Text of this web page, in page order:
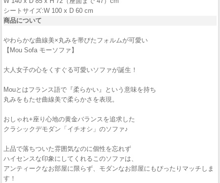
シートサイズ:W 100 x D 60 cm
商品について
やわらかな曲線美×丸みを帯びたフォルムが可愛い
【Mou Sofa モーソファ】
大人女子の心をくすぐる可愛いソファが誕生！
Mouとはフランス語で『柔らかい』という意味を持ち
丸みをもたせ曲線美で柔らかさを表現。
おしゃれ+座り心地の黄金バランスを追求した
クラシックデモダン「イチオシ」のソファ♪
上品で落ちついた雰囲気なのに個性を忘れず
ハイセンスな印象にしてくれるこのソファは、
アンティークなお部屋に限らず、モダンなお部屋にもぴったりマッチしま
す！